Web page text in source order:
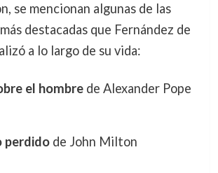
se mencionan algunas de las
destacadas que Fernández de
a lo largo de su vida:
el hombrede Alexander Pope
perdidode John Milton